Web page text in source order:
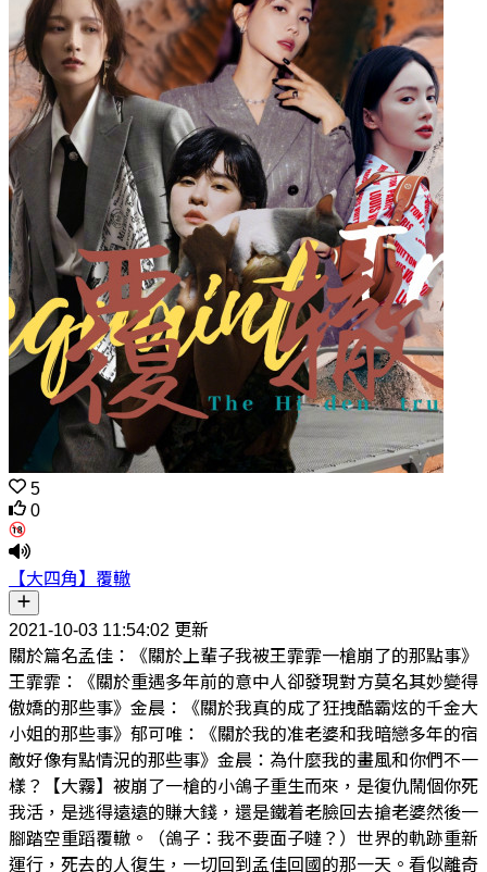
5
0
【大四角】覆轍
2021-10-03 11:54:02 更新
關於篇名孟佳：《關於上輩子我被王霏霏一槍崩了的那點事》
王霏霏：《關於重遇多年前的意中人卻發現對方莫名其妙變得
傲嬌的那些事》金晨：《關於我真的成了狂拽酷霸炫的千金大
小姐的那些事》郁可唯：《關於我的准老婆和我暗戀多年的宿
敵好像有點情況的那些事》金晨：為什麼我的畫風和你們不一
樣？【大霧】被崩了一槍的小鴿子重生而來，是復仇鬧個你死
我活，是逃得遠遠的賺大錢，還是鐵着老臉回去搶老婆然後一
腳踏空重蹈覆轍。（鴿子：我不要面子噠？）世界的軌跡重新
運行，死去的人復生，一切回到孟佳回國的那一天。看似離奇